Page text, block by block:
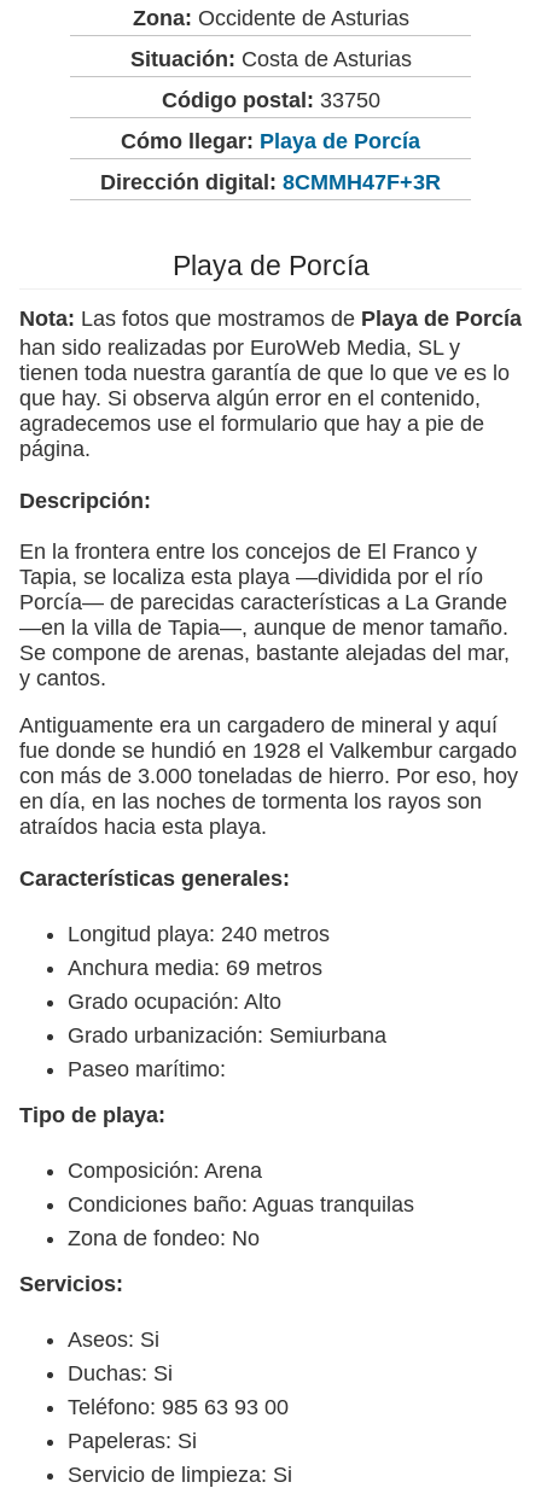
Zona: Occidente de Asturias
Situación: Costa de Asturias
Código postal: 33750
Cómo llegar: Playa de Porcía
Dirección digital: 8CMMH47F+3R
Playa de Porcía
Nota: Las fotos que mostramos de Playa de Porcía
han sido realizadas por EuroWeb Media, SL y
tienen toda nuestra garantía de que lo que ve es lo
que hay. Si observa algún error en el contenido,
agradecemos use el formulario que hay a pie de
página.
Descripción:
En la frontera entre los concejos de El Franco y
Tapia, se localiza esta playa —dividida por el río
Porcía— de parecidas características a La Grande
—en la villa de Tapia—, aunque de menor tamaño.
Se compone de arenas, bastante alejadas del mar,
y cantos.
Antiguamente era un cargadero de mineral y aquí
fue donde se hundió en 1928 el Valkembur cargado
con más de 3.000 toneladas de hierro. Por eso, hoy
en día, en las noches de tormenta los rayos son
atraídos hacia esta playa.
Características generales:
Longitud playa: 240 metros
Anchura media: 69 metros
Grado ocupación: Alto
Grado urbanización: Semiurbana
Paseo marítimo:
Tipo de playa:
Composición: Arena
Condiciones baño: Aguas tranquilas
Zona de fondeo: No
Servicios:
Aseos: Si
Duchas: Si
Teléfono: 985 63 93 00
Papeleras: Si
Servicio de limpieza: Si